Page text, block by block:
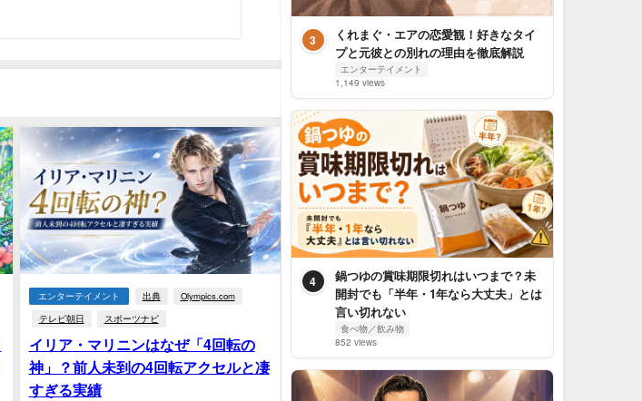
エンターテイメント 出典
Olympics.com
テレビ朝日
スポーツナビ
イリア・マリニンはなぜ「4回転の
神」？前人未到の4回転アクセルと凄
すぎる実績
3
くれまぐ・エアの恋愛観！好きなタイ
プと元彼との別れの理由を徹底解説
エンターテイメント
1,149 views
4
鍋つゆの賞味期限切れはいつまで？未
開封でも「半年・1年なら大丈夫」とは
言い切れない
食べ物／飲み物
852 views